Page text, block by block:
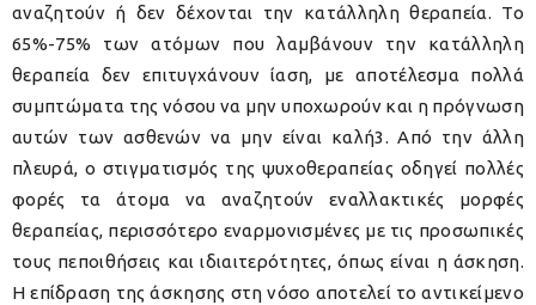
αναζητούν ή δεν δέχονται την κατάλληλη θεραπεία. Το
65%-75% των ατόμων που λαμβάνουν την κατάλληλη
θεραπεία δεν επιτυγχάνουν ίαση, με αποτέλεσμα πολλά
συμπτώματα της νόσου να μην υποχωρούν και η πρόγνωση
αυτών των ασθενών να μην είναι καλή3. Από την άλλη
πλευρά, ο στιγματισμός της ψυχοθεραπείας οδηγεί πολλές
φορές τα άτομα να αναζητούν εναλλακτικές μορφές
θεραπείας, περισσότερο εναρμονισμένες με τις προσωπικές
τους πεποιθήσεις και ιδιαιτερότητες, όπως είναι η άσκηση.
Η επίδραση της άσκησης στη νόσο αποτελεί το αντικείμενο